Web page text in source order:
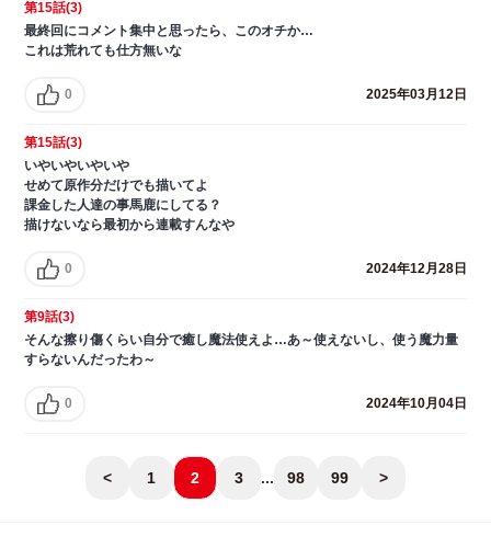
第15話(3)
最終回にコメント集中と思ったら、このオチか…
これは荒れても仕方無いな
0 2025年03月12日
第15話(3)
いやいやいやいや
せめて原作分だけでも描いてよ
課金した人達の事馬鹿にしてる？
描けないなら最初から連載すんなや
0 2024年12月28日
第9話(3)
そんな擦り傷くらい自分で癒し魔法使えよ…あ～使えないし、使う魔力量
すらないんだったわ～
0 2024年10月04日
< 1 2 3 ... 98 99 >